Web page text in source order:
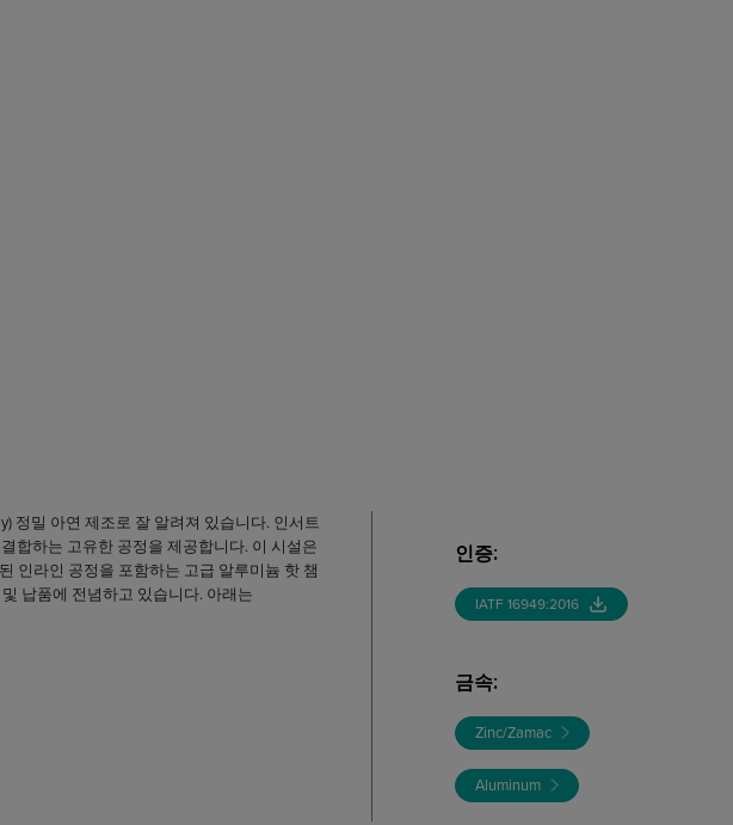
정밀 아연 제조로 잘 알려져 있습니다. 인서트
합하는 고유한 공정을 제공합니다. 이 시설은
인라인 공정을 포함하는 고급 알루미늄 핫 챔
납품에 전념하고 있습니다. 아래는
인증:
IATF 16949:2016
금속:
Zinc/Zamac
Aluminum